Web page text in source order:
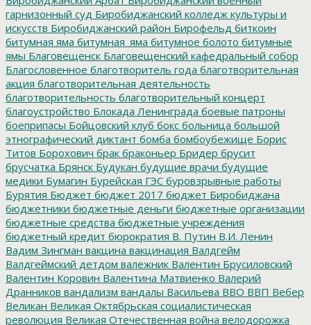
гарнизонный суд Биробиджанский колледж культуры и
искусств Биробиджанский район Бирофельд биткоин
битумная яма битумная_яма битумное болото битумные
ямы Благовещенск Благовещенский кафедральный собор
Благословенное благотворитель года благотворительная
акция благотворительная деятельность
благотворительность благотворительный концерт
благоустройство Блокада Ленинграда боевые патроны
боеприпасы Бойцовский клуб бокс больница большой
этнографический диктант бомба бомбоубежище Борис
Титов Борохович брак браконьер Бридер брусит
брусчатка Брянск Будукан будущие врачи будущие
медики Бумагин Бурейская ГЭС буровзрывные работы
Бурятия Бюджет бюджет 2017 бюджет Биробиджана
бюджетники бюджетные деньги бюджетные организации
бюджетные средства бюджетные учреждения
бюджетный кредит бюрократия В. Путин В.И. Ленин
Вадим Зингман вакцина вакцинация Валдгейм
Валдгеймский детдом валежник Валентин Брусиловский
Валентин Коровин Валентина Матвиенко Валерий
Дранников вандализм вандалы Васильева ВВО ВВП Вебер
Великан Великая Октябрьская социалистическая
революция Великая Отечественная война велодорожка